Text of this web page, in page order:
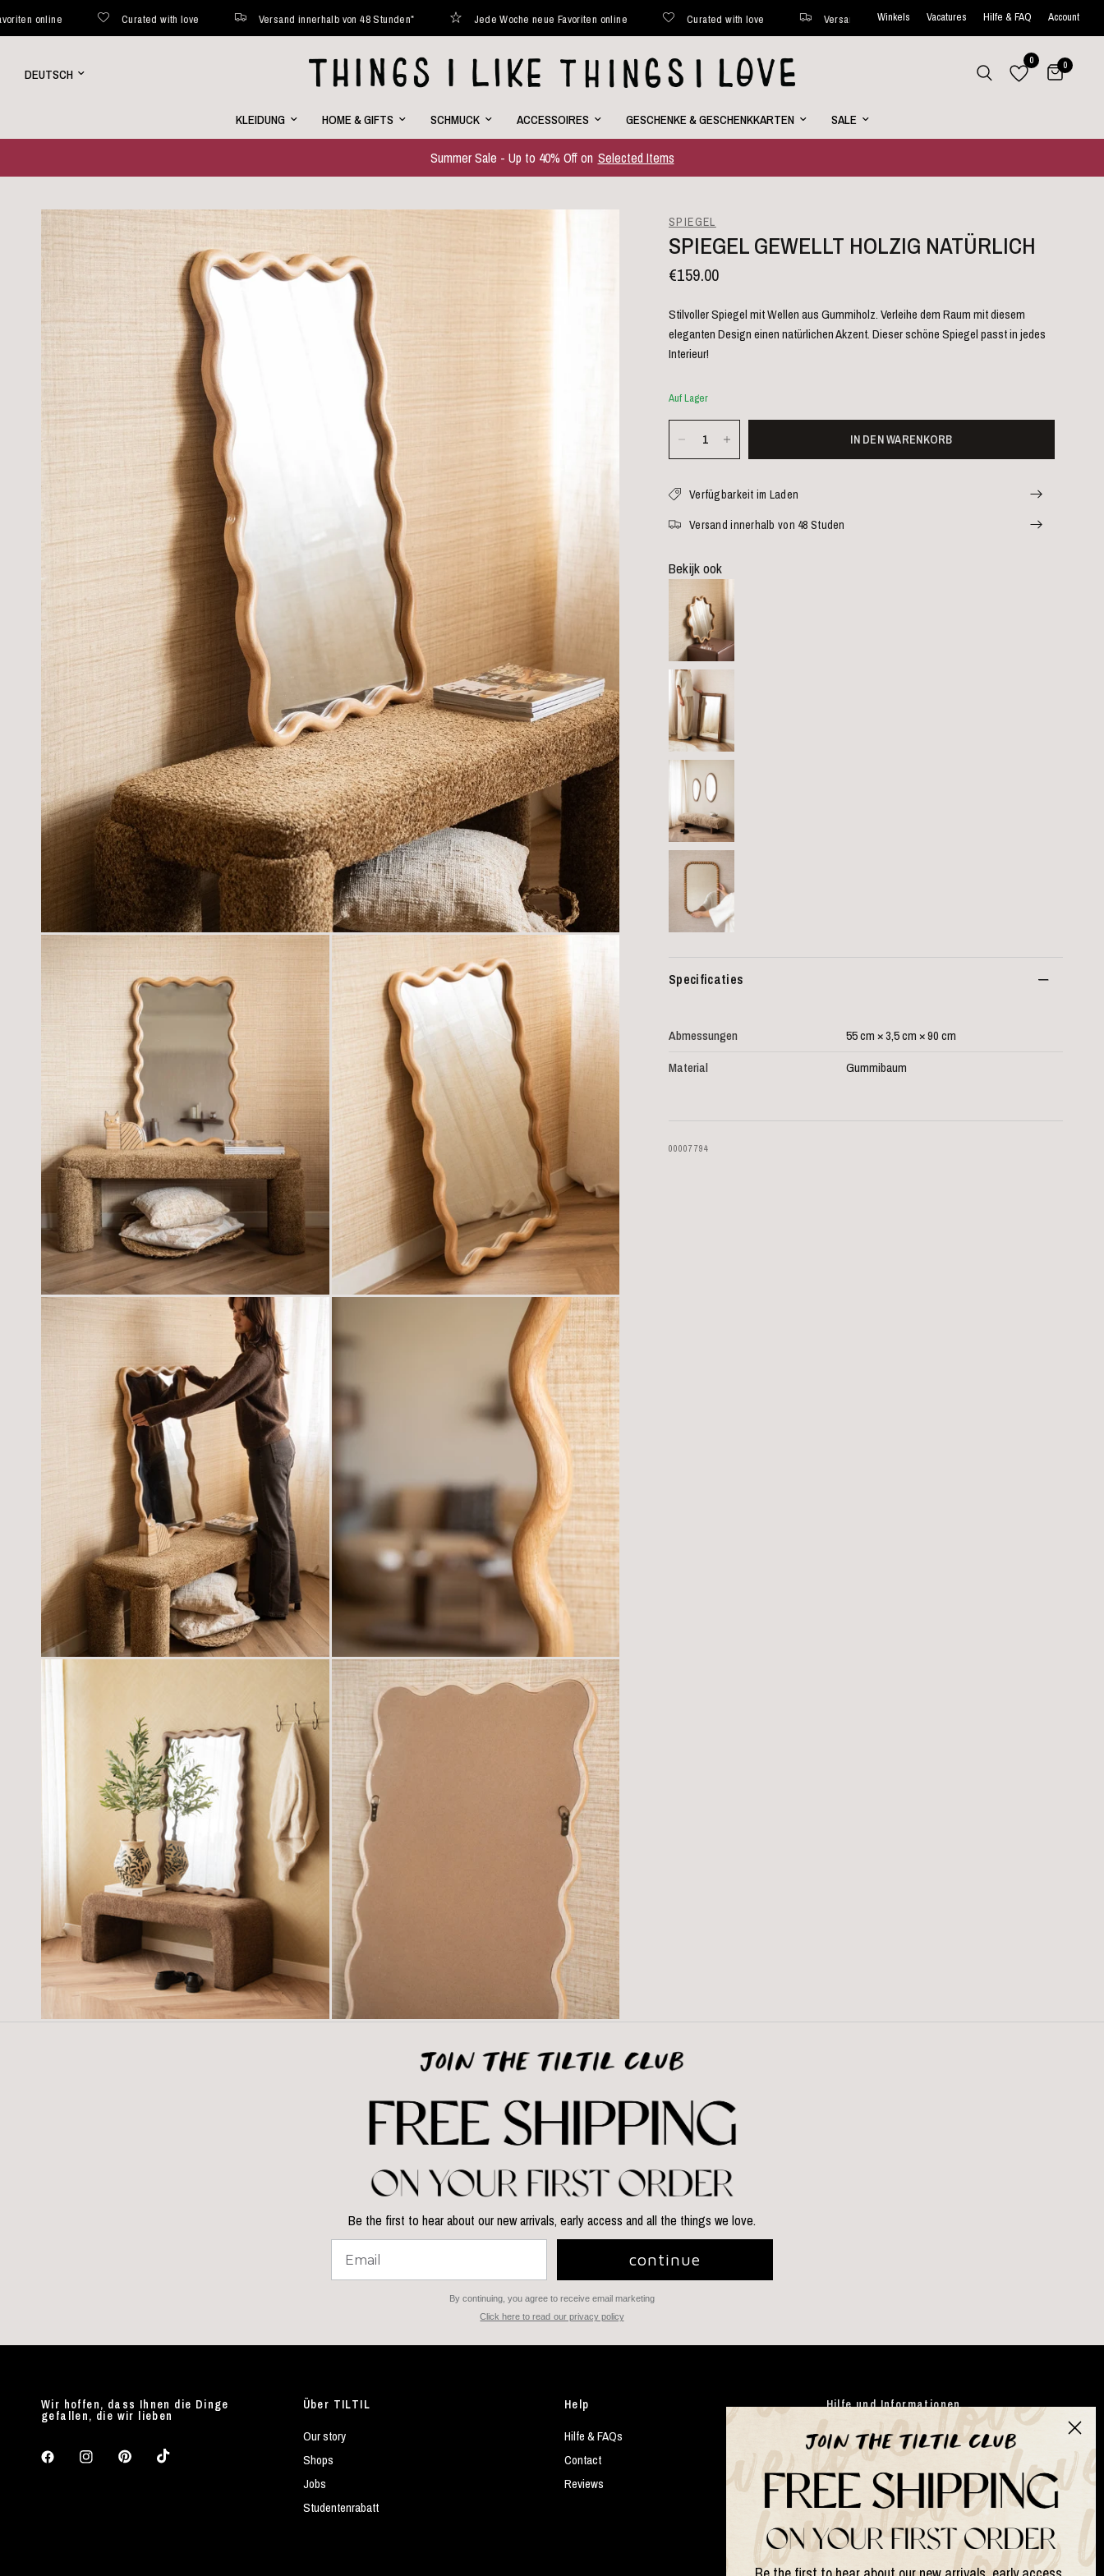
Curated with love Versand innerhalb von 48 Stunden* Jede Woche neue Favoriten online Curated with love Versand innerhalb von 48 Stunden* Jede Woche neue Favoriten
Winkels Vacatures Hilfe & FAQ Account
Land/Region
aktualisieren
0 0
KLEIDUNG HOME & GIFTS SCHMUCK ACCESSOIRES GESCHENKE & GESCHENKKARTEN SALE
Summer Sale - Up to 40% Off on Selected Items
SPIEGEL
SPIEGEL GEWELLT HOLZIG NATÜRLICH
€159.00
Stilvoller Spiegel mit Wellen aus Gummiholz. Verleihe dem Raum mit diesem
eleganten Design einen natürlichen Akzent. Dieser schöne Spiegel passt in jedes
Interieur!
Auf Lager
IN DEN WARENKORB
Verfügbarkeit im Laden
Versand innerhalb von 48 Studen
Bekijk ook
Specificaties
Abmessungen
55 cm × 3,5 cm × 90 cm
Material
Gummibaum
00007794
Be the first to hear about our new arrivals, early access and all the things we love.
continue
By continuing, you agree to receive email marketing
Click here to read our privacy policy
Wir hoffen, dass Ihnen die Dinge
gefallen, die wir lieben
Über TILTIL
Our story
Shops
Jobs
Studentenrabatt
Help
Hilfe & FAQs
Contact
Reviews
Hilfe und Informationen
Kleidung
Japandi
Taschen
Geschenke
Kunstblumen
Suits & Sets